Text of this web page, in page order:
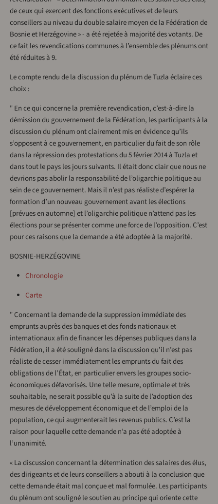
de ceux qui exercent des fonctions exécutives et de leurs
conseillers au niveau du double salaire moyen de la Fédération de
Bosnie et Herzégovine » - a été rejetée à majorité des votants. De
ce fait les revendications communes à l’ensemble des plénums ont
été réduites à 9.
Le compte rendu de la discussion du plénum de Tuzla éclaire ces
choix :
" En ce qui concerne la première revendication, c’est-à-dire la
démission du gouvernement de la Fédération, les participants à la
discussion du plénum ont clairement mis en évidence qu’ils
s’opposent à ce gouvernement, en particulier du fait de son rôle
dans la répression des protestations du 5 février 2014 à Tuzla et
dans tout le pays les jours suivants. Il était donc clair que nous ne
devrions pas abolir la responsabilité de l’oligarchie politique au
sein de ce gouvernement. Mais il n’est pas réaliste d’espérer la
formation d’un nouveau gouvernement avant les élections
[prévues en automne] et l’oligarchie politique n’attend pas les
élections pour se présenter comme une force de l’opposition. C’est
pour ces raisons que la demande a été adoptée à la majorité.
BOSNIE-HERZÉGOVINE
Chronologie
Carte
" Concernant la demande de la suppression immédiate des
emprunts auprès des banques et des fonds nationaux et
internationaux afin de financer les dépenses publiques dans la
Fédération, il a été souligné dans la discussion qu’il n’est pas
réaliste de cesser immédiatement les emprunts du fait des
obligations de l’État, en particulier envers les groupes socio-
économiques défavorisés. Une telle mesure, optimale et très
souhaitable, ne serait possible qu’à la suite de l’adoption des
mesures de développement économique et de l’emploi de la
population, ce qui augmenterait les revenus publics. C’est la
raison pour laquelle cette demande n’a pas été adoptée à
l’unanimité.
« La discussion concernant la détermination des salaires des élus,
des dirigeants et de leurs conseillers a abouti à la conclusion que
cette demande était mal conçue et mal formulée. Les participants
du plénum ont souligné le soutien au principe qui oriente cette